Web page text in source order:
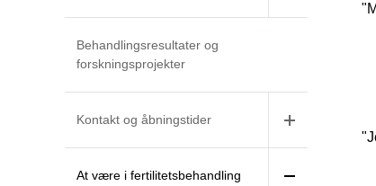
Behandlingsresultater og
forskningsprojekter
Kontakt og åbningstider
At være i fertilitetsbehandling